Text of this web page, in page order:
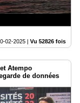
02-2025 Vu 52826 fois
Atempo
de données